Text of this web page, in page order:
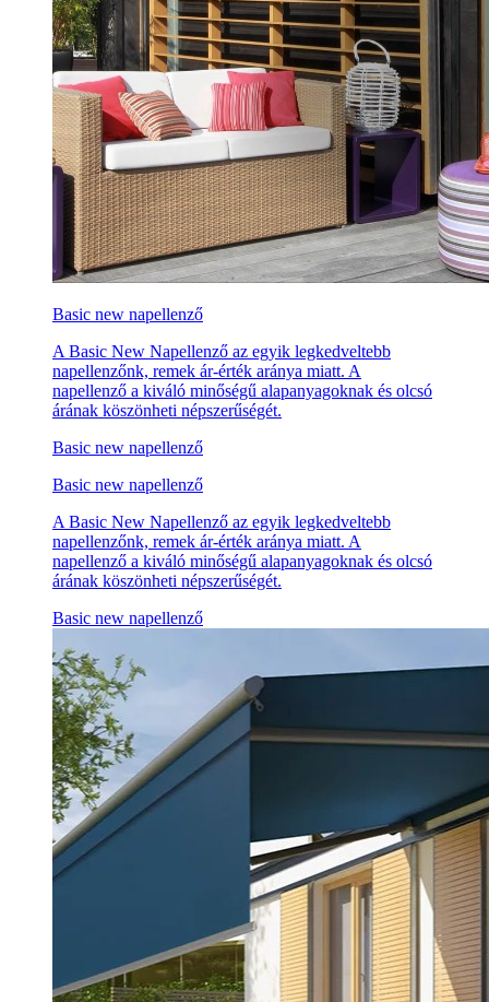
Basic new napellenző
A Basic New Napellenző az egyik legkedveltebb
napellenzőnk, remek ár-érték aránya miatt. A
napellenző a kiváló minőségű alapanyagoknak és olcsó
árának köszönheti népszerűségét.
Basic new napellenző
Basic new napellenző
A Basic New Napellenző az egyik legkedveltebb
napellenzőnk, remek ár-érték aránya miatt. A
napellenző a kiváló minőségű alapanyagoknak és olcsó
árának köszönheti népszerűségét.
Basic new napellenző